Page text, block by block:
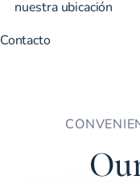
nuestra ubicación
Contacto